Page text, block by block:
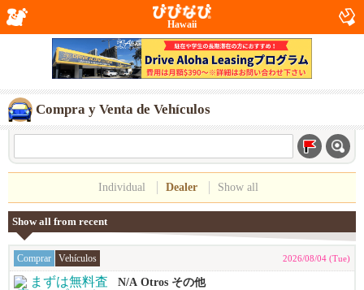
Hawaii
Compra y Venta de Vehículos
Individual Dealer Show all
Show all from recent
Comprar Vehículos 2026/08/04 (Tue)
N/A Otros その他